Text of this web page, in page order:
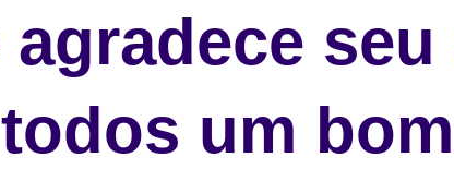
agradece seu
todos um bom